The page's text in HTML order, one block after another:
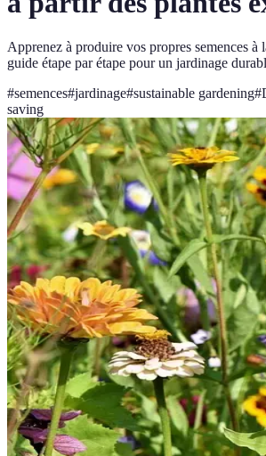
Apprenez à produire vos propres semences à
guide étape par étape pour un jardinage
#semences#jardinage#sustainable gardening#
saving